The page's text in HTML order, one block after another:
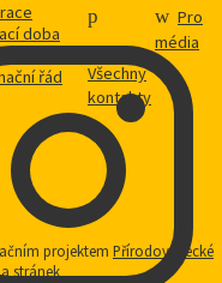
doba
řád
Všechny
kontakty
Pro
média
projektem Přírodovědecké
stránek